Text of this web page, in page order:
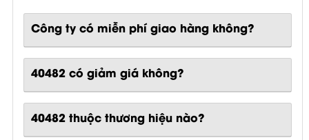
Công ty có miễn phí giao hàng không?
40482 có giảm giá không?
40482 thuộc thương hiệu nào?